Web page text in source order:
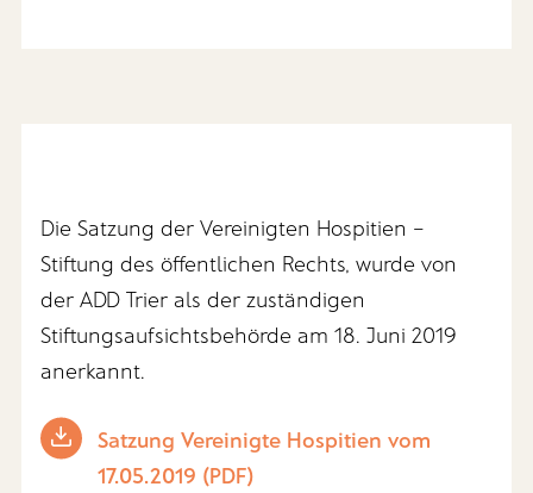
Die Satzung der Vereinigten Hospitien –
Stiftung des öffentlichen Rechts, wurde von
der ADD Trier als der zuständigen
Stiftungsaufsichtsbehörde am 18. Juni 2019
anerkannt.
Satzung Vereinigte Hospitien vom
17.05.2019 (PDF)